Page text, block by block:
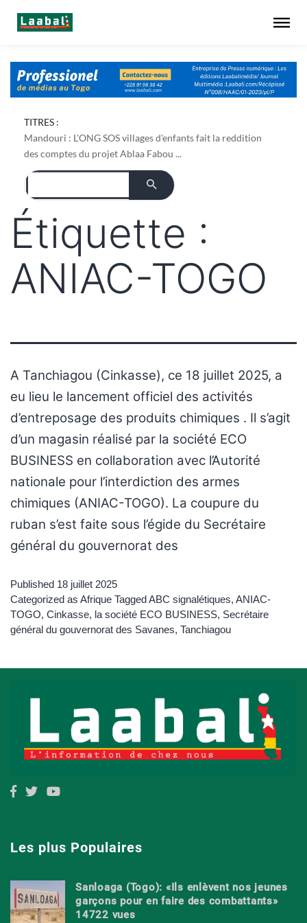
TITRES :
Mandouri : L'ONG SOS villages d'enfants fait la reddition
des comptes du projet Ablaa Fabou ...
projet de culture du bambou ...
Étiquette :
ANIAC-TOGO
A Tanchiagou (Cinkasse), ce 18 juillet 2025, a
eu lieu le lancement officiel des activités
d’entreposage des produits chimiques . Il s’agit
d’un magasin réalisé par la société ECO
BUSINESS en collaboration avec l’Autorité
nationale pour l’interdiction des armes
chimiques (ANIAC-TOGO). La coupure du
ruban s’est faite sous l’égide du Secrétaire
général du gouvernorat des
Published 18 juillet 2025
Categorized as Afrique TaggedABC signalétiques, ANIAC-
TOGO, Cinkasse, la société ECO BUSINESS, Secrétaire
général du gouvernorat des Savanes, Tanchiagou
Les plus Populaires
Sanloaga (Togo): «Ils enlèvent nos jeunes
garçons pour en faire des combattants»
14722 vues